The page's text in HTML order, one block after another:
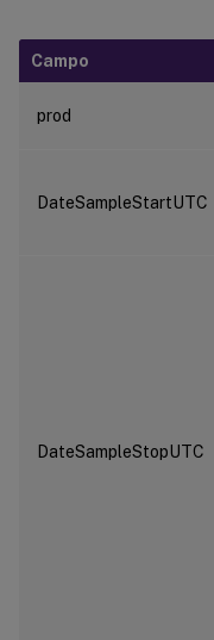
Campo
prod
DateSampleStartUTC
DateSampleStopUTC